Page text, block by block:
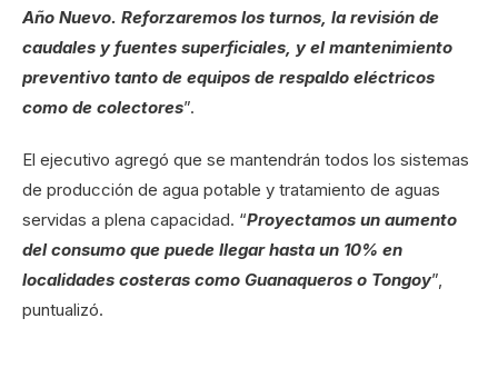
Año Nuevo. Reforzaremos los turnos, la revisión de
caudales y fuentes superficiales, y el mantenimiento
preventivo tanto de equipos de respaldo eléctricos
como de colectores”.
El ejecutivo agregó que se mantendrán todos los sistemas
de producción de agua potable y tratamiento de aguas
servidas a plena capacidad. “Proyectamos un aumento
del consumo que puede llegar hasta un 10% en
localidades costeras como Guanaqueros o Tongoy”,
puntualizó.